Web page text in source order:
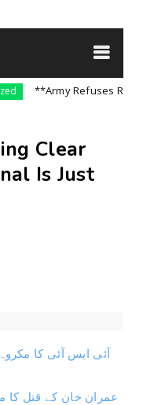
**Army Refuses
Clear
Is Just
آئی ایس آئی کا مکروہ
عمران خان کے قتل کا